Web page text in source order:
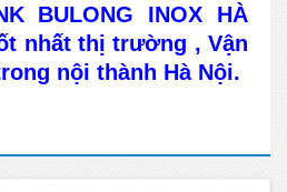
BULONG INOX HÀ
nhất thị trường , Vận
nội thành Hà Nội.